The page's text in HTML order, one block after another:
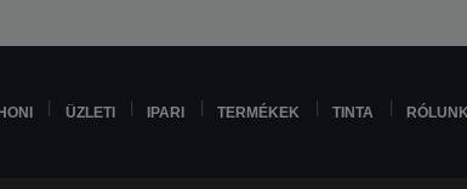
ÜZLETI IPARI TERMÉKEK TINTA RÓLUNK